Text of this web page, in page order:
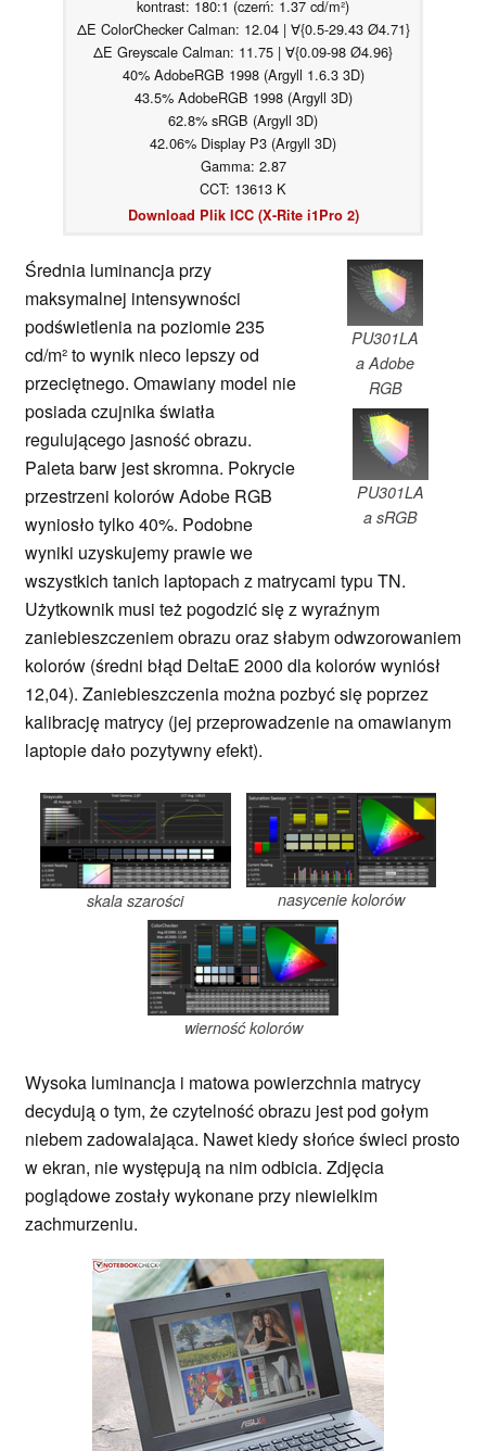
kontrast: 180:1 (czerń: 1.37 cd/m²)
ΔE ColorChecker Calman: 12.04 | ∀{0.5-29.43 Ø4.71}
ΔE Greyscale Calman: 11.75 | ∀{0.09-98 Ø4.96}
40% AdobeRGB 1998 (Argyll 1.6.3 3D)
43.5% AdobeRGB 1998 (Argyll 3D)
62.8% sRGB (Argyll 3D)
42.06% Display P3 (Argyll 3D)
Gamma: 2.87
CCT: 13613 K
Download Plik ICC (X-Rite i1Pro 2)
PU301LA
a Adobe
RGB
PU301LA
a sRGB
Średnia luminancja przy
maksymalnej intensywności
podświetlenia na poziomie 235
cd/m² to wynik nieco lepszy od
przeciętnego. Omawiany model nie
posiada czujnika światła
regulującego jasność obrazu.
Paleta barw jest skromna. Pokrycie
przestrzeni kolorów Adobe RGB
wyniosło tylko 40%. Podobne
wyniki uzyskujemy prawie we
wszystkich tanich laptopach z matrycami typu TN.
Użytkownik musi też pogodzić się z wyraźnym
zaniebieszczeniem obrazu oraz słabym odwzorowaniem
kolorów (średni błąd DeltaE 2000 dla kolorów wyniósł
12,04). Zaniebieszczenia można pozbyć się poprzez
kalibrację matrycy (jej przeprowadzenie na omawianym
laptopie dało pozytywny efekt).
skala szarości nasycenie kolorów
wierność kolorów
Wysoka luminancja i matowa powierzchnia matrycy
decydują o tym, że czytelność obrazu jest pod gołym
niebem zadowalająca. Nawet kiedy słońce świeci prosto
w ekran, nie występują na nim odbicia. Zdjęcia
poglądowe zostały wykonane przy niewielkim
zachmurzeniu.